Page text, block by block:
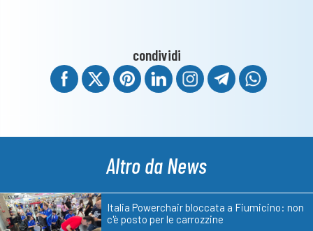
condividi
Altro da News
Italia Powerchair bloccata a Fiumicino: non
c'è posto per le carrozzine